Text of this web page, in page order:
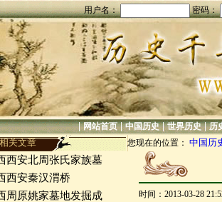
用户名： 密码：
|网站首页|中国历史|世界历史|历
相关文章 您现在的位置： 中国历
西安北周张氏家族墓
西安秦汉渭桥
周原姚家墓地发掘成
时间：2013-03-28